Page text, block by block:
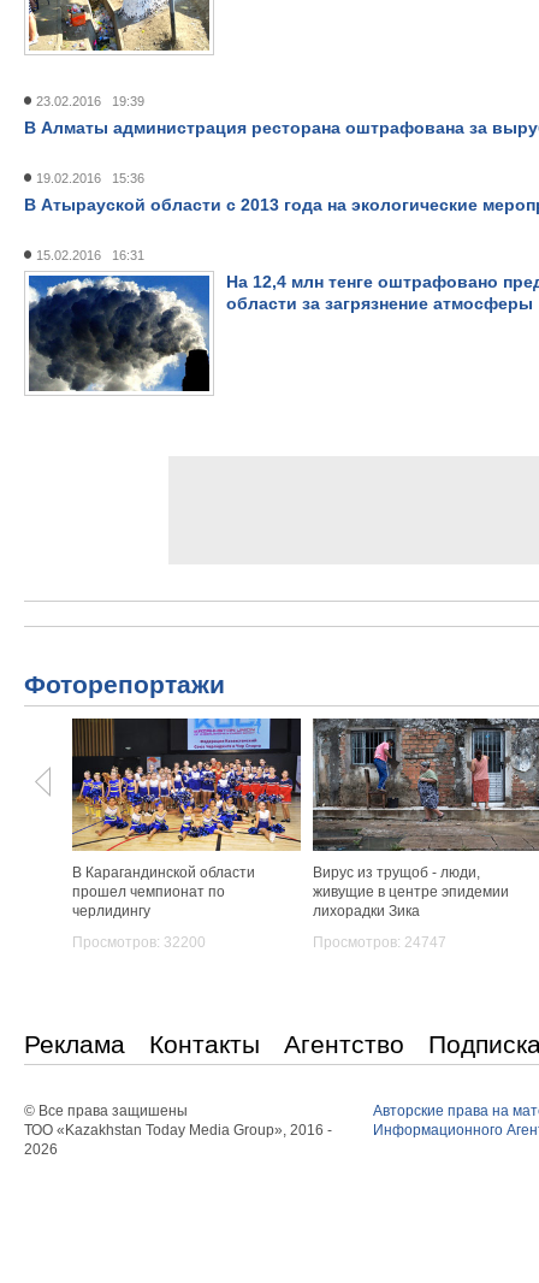
23.02.2016 19:39
В Алматы администрация ресторана оштрафована за
19.02.2016 15:36
В Атырауской области с 2013 года на экологические
15.02.2016 16:31
На 12,4 млн тенге оштрафовано
области за загрязнение атмосферы
Фоторепортажи
В Карагандинской области
прошел чемпионат по
черлидингу
Просмотров: 32200
Вирус из трущоб - люди,
живущие в центре эпидемии
лихорадки Зика
Просмотров: 24747
Реклама Контакты Агентство
© Все права защишены
ТОО «Kazakhstan Today Media Group», 2016 -
2026
Авторские права на
Информационного